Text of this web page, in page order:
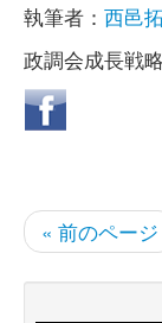
執筆者： 西邑
政調会成長戦
« 前のページ